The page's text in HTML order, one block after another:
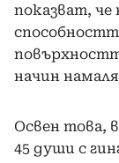
показват,
начин
Освен това,
45 души с